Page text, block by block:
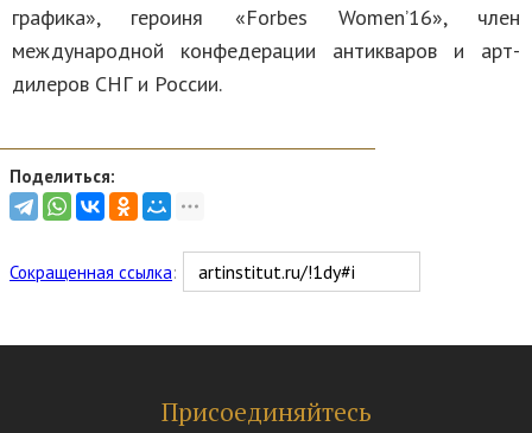
графика», героиня «Forbes Women’16», член
международной конфедерации антикваров и арт-
дилеров СНГ и России.
Поделиться:
Сокращенная ссылка:
Присоединяйтесь